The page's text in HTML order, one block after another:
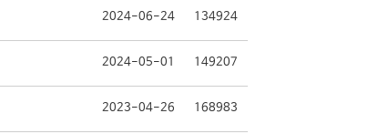
2024-06-24 134924
2024-05-01 149207
2023-04-26 168983